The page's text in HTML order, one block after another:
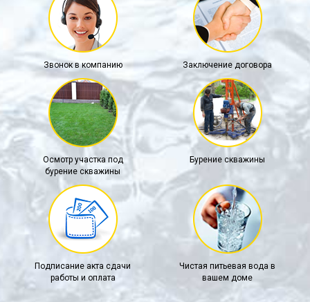
Звонок в компанию Заключение договора
Осмотр участка под
бурение скважины
Бурение скважины
Подписание акта сдачи
работы и оплата
Чистая питьевая вода в
вашем доме